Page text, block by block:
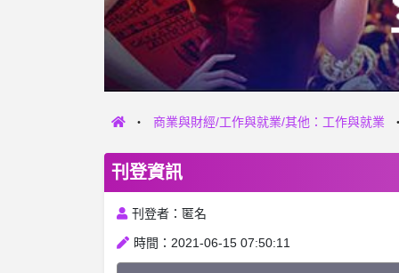
商業與財經/工作與就業/其他：工作與就業
刊登資訊
刊登者：匿名
時間：2021-06-15 07:50:11